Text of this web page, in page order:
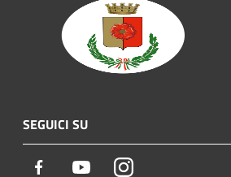
SEGUICI SU
Facebook YoutubeInstagram